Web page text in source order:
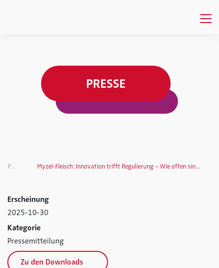
PRESSE
Presse Myzel-Fleisch: Innovation trifft Regulierung – Wie offen sind die Deutschen für neue Fleischalternativen?
Erscheinung
2025-10-30
Kategorie
Pressemitteilung
Zu den Downloads